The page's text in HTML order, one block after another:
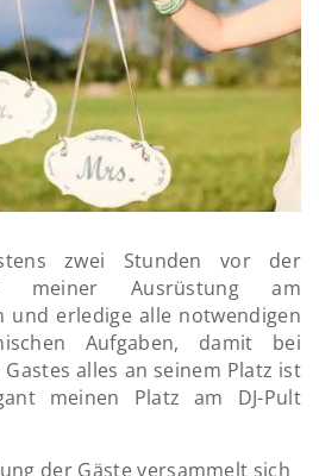
zwei Stunden vor der
meiner Ausrüstung am
und erledige alle notwendigen
Aufgaben, damit bei
alles an seinem Platz ist
meinen Platz am DJ-Pult
der Gäste versammelt sich